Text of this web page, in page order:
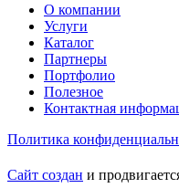
О компании
Услуги
Каталог
Партнеры
Портфолио
Полезное
Контактная
Политика
Сайт создан и